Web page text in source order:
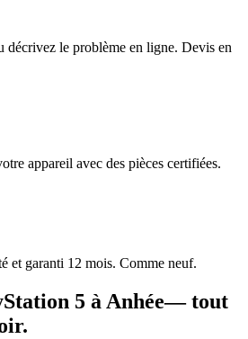
décrivez le problème en ligne. Devis en
appareil avec des pièces certifiées.
et garanti 12 mois. Comme neuf.
5 àAnhée— tout